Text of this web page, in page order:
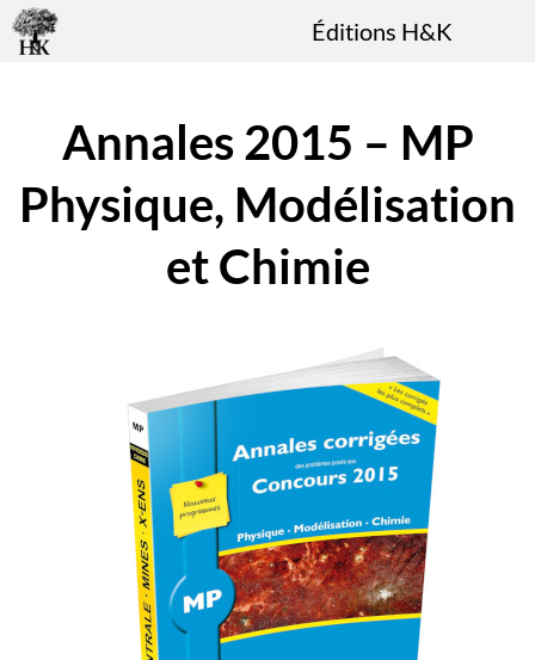
Éditions H&K
Annales 2015 – MP
Physique, Modélisation
et Chimie